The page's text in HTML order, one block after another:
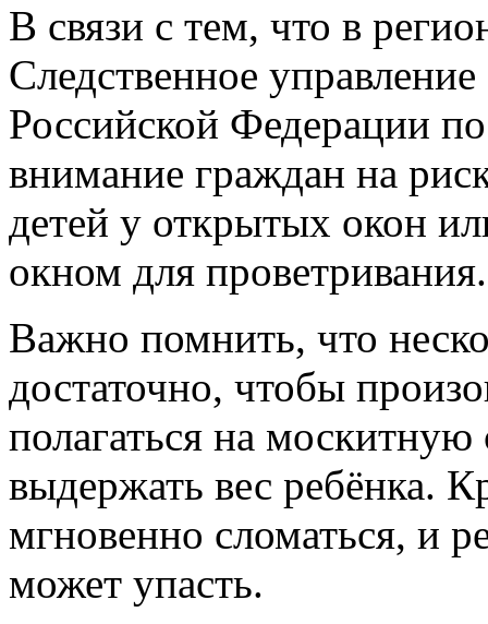
В связи с тем, что в
Следственное
Российской Федерации
внимание граждан на
детей у открытых окон
окном для проветривания.
Важно помнить, что
достаточно, чтобы
полагаться на москитную
выдержать вес ребёнка.
мгновенно сломаться, и
может упасть.